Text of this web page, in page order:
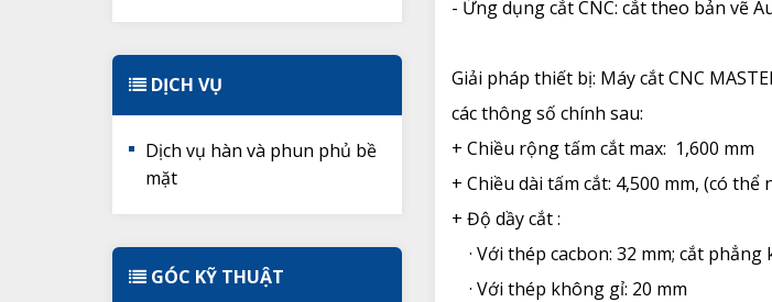
DỊCH VỤ
Dịch vụ hàn và phun phủ bề
mặt
GÓC KỸ THUẬT
- Ứng dụng cắt CNC: cắt theo bản vẽ
Giải pháp thiết bị: Máy cắt CNC
các thông số chính sau:
+ Chiều rộng tấm cắt max: 1,600 mm
+ Chiều dài tấm cắt: 4,500 mm, (có thể
+ Độ dầy cắt :
· Với thép cacbon: 32 mm; cắt phẳng
· Với thép không gỉ: 20 mm